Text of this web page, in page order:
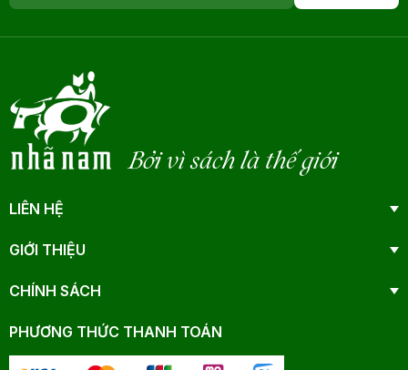
Bởi vì sách là thế giới
LIÊN HỆ
GIỚI THIỆU
CHÍNH SÁCH
PHƯƠNG THỨC THANH TOÁN